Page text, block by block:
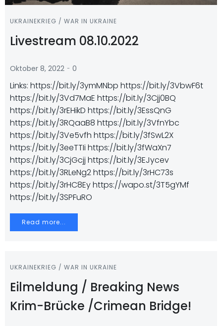
UKRAINEKRIEG / WAR IN UKRAINE
Livestream 08.10.2022
Oktober 8, 2022 - 0
Links: https://bit.ly/3ymMNbp https://bit.ly/3VbwF6t
https://bit.ly/3Vd7MaE https://bit.ly/3Cjj0BQ
https://bit.ly/3rEHikD https://bit.ly/3EssQnG
https://bit.ly/3RQaaB8 https://bit.ly/3VfnYbc
https://bit.ly/3Ve5vfh https://bit.ly/3fSwL2X
https://bit.ly/3eeTTIi https://bit.ly/3fWaXn7
https://bit.ly/3CjGcjj https://bit.ly/3EJycev
https://bit.ly/3RLeNg2 https://bit.ly/3rHC73s
https://bit.ly/3rHC8Ey https://wapo.st/3T5gYMf
https://bit.ly/3SPFuRO
Read more...
UKRAINEKRIEG / WAR IN UKRAINE
Eilmeldung / Breaking News
Krim-Brücke /Crimean Bridge!